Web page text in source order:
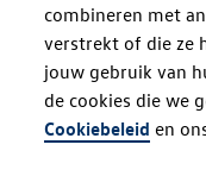
combineren met
verstrekt of die ze
jouw gebruik van
de cookies die we
Cookiebeleid en